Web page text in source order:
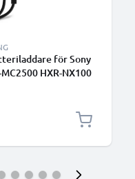
för Sony
HXR-NX100